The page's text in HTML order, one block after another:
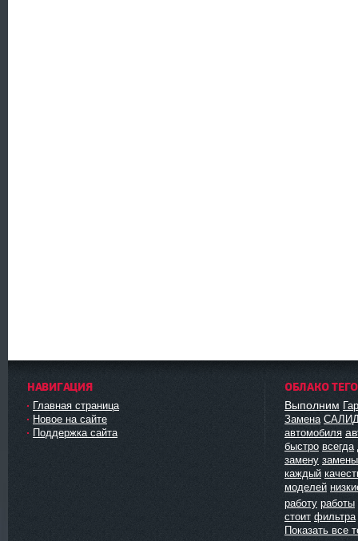
НАВИГАЦИЯ
Главная страница
Новое на сайте
Поддержка сайта
ОБЛАКО
Выполним
Замена
автомобиля
быстро всегда
замену замены
каждый
моделей
работу работы
стоит фильтра
Показать все